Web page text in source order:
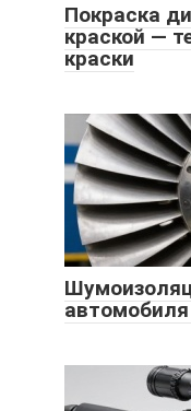
Покраска
краской —
краски